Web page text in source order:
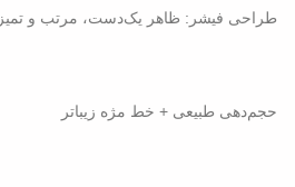
طراحی فیشر: ظاهر یک‌دست، مرتب و تمیز
حجم‌دهی طبیعی + خط مژه زیباتر